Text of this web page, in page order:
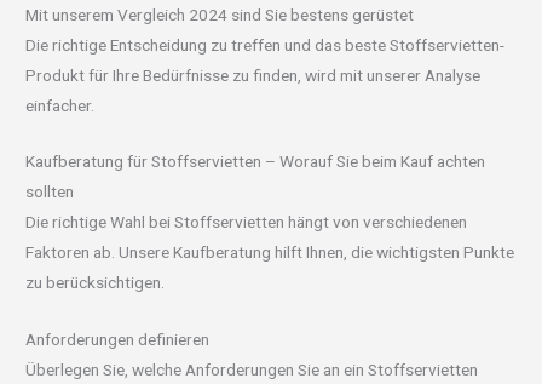
Mit unserem Vergleich 2024 sind Sie bestens gerüstet
Die richtige Entscheidung zu treffen und das beste Stoffservietten-
Produkt für Ihre Bedürfnisse zu finden, wird mit unserer Analyse
einfacher.
Kaufberatung für Stoffservietten – Worauf Sie beim Kauf achten
sollten
Die richtige Wahl bei Stoffservietten hängt von verschiedenen
Faktoren ab. Unsere Kaufberatung hilft Ihnen, die wichtigsten Punkte
zu berücksichtigen.
Anforderungen definieren
Überlegen Sie, welche Anforderungen Sie an ein Stoffservietten